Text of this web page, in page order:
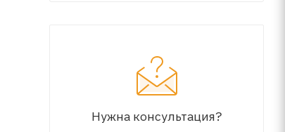
Нужна консультация?